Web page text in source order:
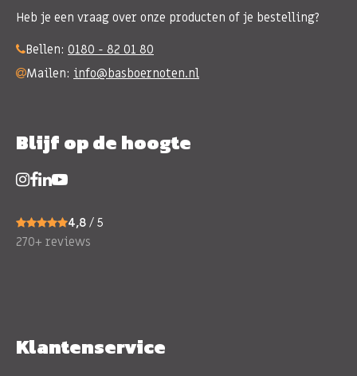
Heb je een vraag over onze producten of je bestelling?
Bellen: 0180 - 82 01 80
Mailen: info@basboernoten.nl
Blijf op de hoogte
4,8 / 5
270+ reviews
Klantenservice